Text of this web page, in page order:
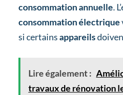
consommation annuelle.
consommation électrique
si certainsappareils
Lire également :
travaux de rénovation